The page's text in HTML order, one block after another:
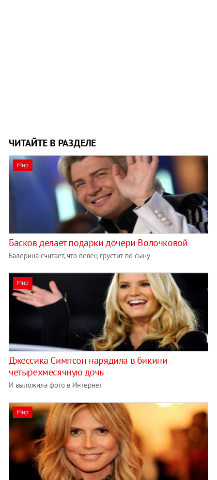
ЧИТАЙТЕ В РАЗДЕЛЕ
Мир
Басков делает подарки дочери Волочковой
Балерина считает, что певец грустит по сыну
Мир
Джессика Симпсон нарядила в бикини
четырехмесячную дочь
И выложила фото в Интернет
Мир